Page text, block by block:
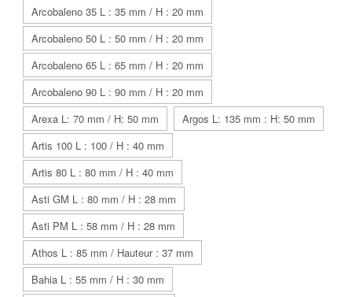
Arcobaleno 35 L : 35 mm / H : 20 mm
Arcobaleno 50 L : 50 mm / H : 20 mm
Arcobaleno 65 L : 65 mm / H : 20 mm
Arcobaleno 90 L : 90 mm / H : 20 mm
Arexa L: 70 mm / H: 50 mm
Argos L: 135 mm : H: 50 mm
Artis 100 L : 100 / H : 40 mm
Artis 80 L : 80 mm / H : 40 mm
Asti GM L : 80 mm / H : 28 mm
Asti PM L : 58 mm / H : 28 mm
Athos L : 85 mm / Hauteur : 37 mm
Bahia L : 55 mm / H : 30 mm